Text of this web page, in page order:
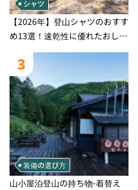
シャツ
【2026年】登山シャツのおすす
め13選！速乾性に優れたおしゃ
れなモデルを徹底紹介！
3
装備の選び方
山小屋泊登山の持ち物‐着替え